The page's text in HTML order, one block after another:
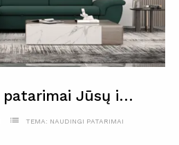
Spalvų derinimo patarimai Jūsų interjero akcentams
list TEMA: NAUDINGI PATARIMAI